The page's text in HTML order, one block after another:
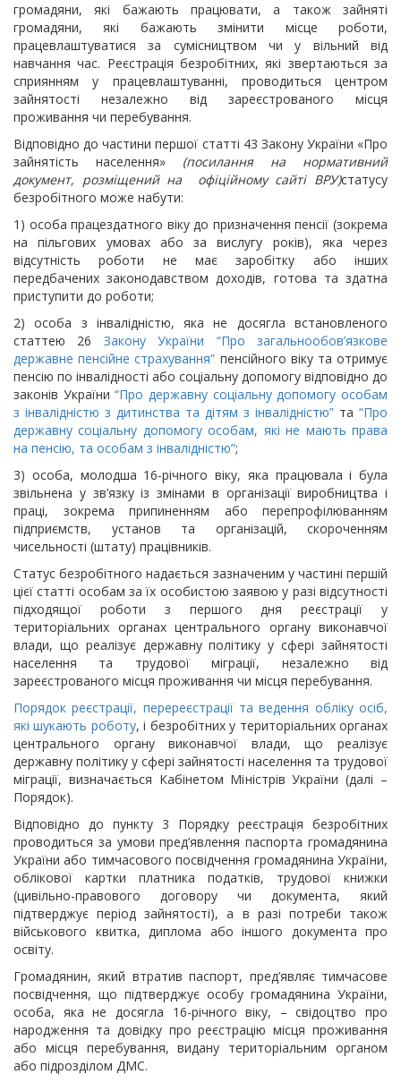
громадяни, які бажають працювати, а також зайняті
громадяни, які бажають змінити місце роботи,
працевлаштуватися за сумісництвом чи у вільний від
навчання час. Реєстрація безробітних, які звертаються за
сприянням у працевлаштуванні, проводиться центром
зайнятості незалежно від зареєстрованого місця
проживання чи перебування.
Відповідно до частини першої статті 43 Закону України «Про
зайнятість населення» (посилання на нормативний
документ, розміщений на офіційному сайті ВРУ)статусу
безробітного може набути:
1) особа працездатного віку до призначення пенсії (зокрема
на пільгових умовах або за вислугу років), яка через
відсутність роботи не має заробітку або інших
передбачених законодавством доходів, готова та здатна
приступити до роботи;
2) особа з інвалідністю, яка не досягла встановленого
статтею 26 Закону України “Про загальнообов’язкове
державне пенсійне страхування” пенсійного віку та отримує
пенсію по інвалідності або соціальну допомогу відповідно до
законів України“Про державну соціальну допомогу особам
з інвалідністю з дитинства та дітям з інвалідністю” та “Про
державну соціальну допомогу особам, які не мають права
на пенсію, та особам з інвалідністю”;
3) особа, молодша 16-річного віку, яка працювала і була
звільнена у зв’язку із змінами в організації виробництва і
праці, зокрема припиненням або перепрофілюванням
підприємств, установ та організацій, скороченням
чисельності (штату) працівників.
Статус безробітного надається зазначеним у частині першій
цієї статті особам за їх особистою заявою у разі відсутності
підходящої роботи з першого дня реєстрації у
територіальних органах центрального органу виконавчої
влади, що реалізує державну політику у сфері зайнятості
населення та трудової міграції, незалежно від
зареєстрованого місця проживання чи місця перебування.
Порядок реєстрації, перереєстрації та ведення обліку осіб,
які шукають роботу, і безробітних у територіальних органах
центрального органу виконавчої влади, що реалізує
державну політику у сфері зайнятості населення та трудової
міграції, визначається Кабінетом Міністрів України (далі –
Порядок).
Відповідно до пункту 3 Порядку реєстрація безробітних
проводиться за умови пред’явлення паспорта громадянина
України або тимчасового посвідчення громадянина України,
облікової картки платника податків, трудової книжки
(цивільно-правового договору чи документа, який
підтверджує період зайнятості), а в разі потреби також
військового квитка, диплома або іншого документа про
освіту.
Громадянин, який втратив паспорт, пред’являє тимчасове
посвідчення, що підтверджує особу громадянина України,
особа, яка не досягла 16-річного віку, – свідоцтво про
народження та довідку про реєстрацію місця проживання
або місця перебування, видану територіальним органом
або підрозділом ДМС.